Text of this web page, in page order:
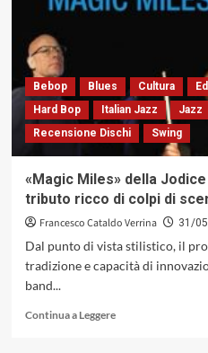
Bebop Blues Cultura
Hard Bop
Italian Jazz Jazz
Recensione Dischi
Swing
«Magic Miles» della
tributo ricco di colpi di
Francesco Cataldo Verrina 31/
Dal punto di vista stilistico, il
tradizione e capacità di
band...
Continua a LeggereLeggi